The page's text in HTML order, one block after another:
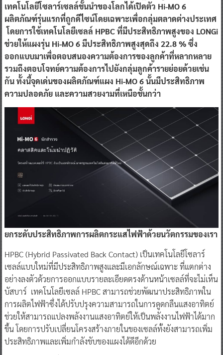
เทคโนโลยีโซลาร์เซลล์ชั้นนำของโลกได้เปิดตัว Hi-MO 6
ผลิตภัณฑ์รุ่นแรกที่ถูกดีไซน์โดยเฉพาะเพื่อกลุ่มตลาดต่างประเทศ
โดยการใช้เทคโนโลยีเซลล์ HPBC ที่มีประสิทธิภาพสูงของ LONGi
ช่วยให้แผงรุ่น Hi-MO 6 มีประสิทธิภาพสูงสุดถึง 22.8 % ซึ่ง
ออกแบบมาเพื่อตอบสนองความต้องการของลูกค้าที่หลากหลาย
รวมถึงตอบโจทย์ความต้องการไปยังกลุ่มลูกค้ารายย่อยด้วยเช่น
กัน ทั้งนี้จุดเด่นของผลิตภัณฑ์แผง Hi-MO 6 นั้นมีประสิทธิภาพ
ความปลอดภัย และความสวยงามที่เหนือชั้นกว่า
ยกระดับประสิทธิภาพการผลิตกระแสไฟฟ้าด้วยนวัตกรรมของเรา
HPBC (Hybrid Passivated Back Contact) เป็นเทคโนโลยีโซลาร์
เซลล์แบบใหม่ที่มีประสิทธิภาพสูงและมีเอกลักษณ์เฉพาะ ที่แตกต่าง
อย่างลงตัวด้วยการออกแบบรายละเอียดตรงด้านหน้าเซลล์ที่จะไม่เห็น
บัสบาร์ เทคโนโลยีเซลล์ HPBC สามารถช่วยพัฒนาประสิทธิภาพใน
การผลิตไฟฟ้าซึ่งได้ปรับปรุงความสามารถในการดูดกลืนแสงอาทิตย์
ช่วยให้สามารถแปลงพลังงานแสงอาทิตย์ให้เป็นพลังงานไฟฟ้าได้มาก
ขึ้น โดยการปรับเปลี่ยนโครงสร้างภายในของเซลล์ทั้งยังสามารถเพิ่ม
ประสิทธิภาพและเพิ่มกำลังขับของแผงได้ดีอีกด้วย